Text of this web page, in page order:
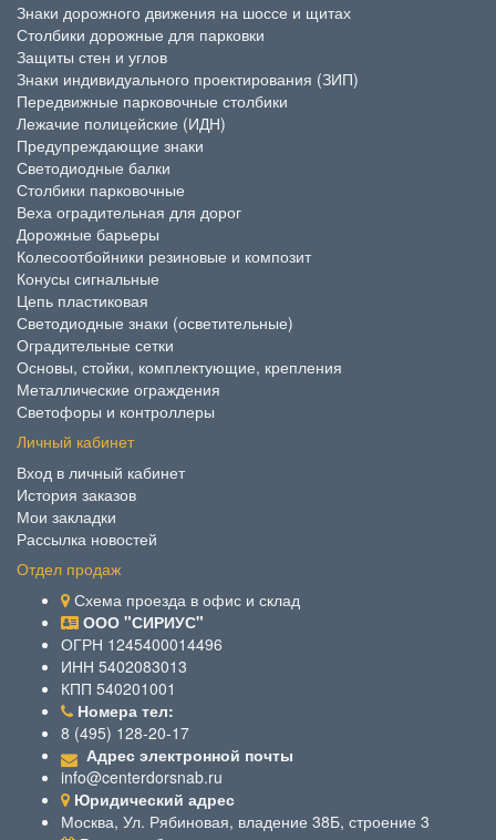
Знаки дорожного движения на шоссе и щитах
Столбики дорожные для парковки
Защиты стен и углов
Знаки индивидуального проектирования (ЗИП)
Передвижные парковочные столбики
Лежачие полицейские (ИДН)
Предупреждающие знаки
Светодиодные балки
Столбики парковочные
Веха оградительная для дорог
Дорожные барьеры
Колесоотбойники резиновые и композит
Конусы сигнальные
Цепь пластиковая
Светодиодные знаки (осветительные)
Оградительные сетки
Основы, стойки, комплектующие, крепления
Металлические ограждения
Светофоры и контроллеры
Личный кабинет
Вход в личный кабинет
История заказов
Мои закладки
Рассылка новостей
Отдел продаж
Схема проезда в офис и склад
ООО "СИРИУС"
ОГРН 1245400014496
ИНН 5402083013
КПП 540201001
Номера тел:
8 (495) 128-20-17
Адрес электронной почты
info@centerdorsnab.ru
Юридический адрес
Москва, Ул. Рябиновая, владение 38Б, строение 3